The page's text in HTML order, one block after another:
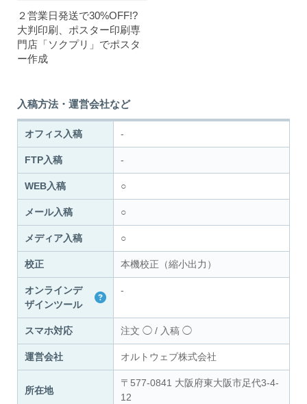
２営業日発送で30%OFF!?
大判印刷、ポスター印刷専
門店「ソクプリ」でポスタ
ー作成
入稿方法・運営会社など
オフィス入稿 -
FTP入稿 -
WEB入稿 ○
メール入稿 ○
メディア入稿 ○
校正 本機校正（縮小出力）
オンラインデ
ザインツール
-
スマホ対応 注文 ◯ / 入稿 ◯
運営会社 オルトウェブ株式会社
所在地
〒577-0841 大阪府東大阪市足代3-4-
12